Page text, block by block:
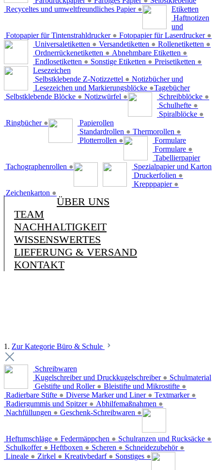
Recyceltes und umweltfreundliches Papier ●
Fotopapier für Tintenstrahldrucker ● Fotopapier für Laserdrucker ●
Etiketten
Universaletiketten ● Versandetiketten ● Rollenetiketten ●
Ordnerrückenetiketten ● Abnehmbare Etiketten ●
Endlosetiketten ● Sonstige Etiketten ● Preisetiketten ●
Haftnotizen
und
Lesezeichen
Selbstklebende Z-Notizzettel ●
Lesezeichen und Markierungsblöcke ●
Selbstklebende Blöcke ● Notizwürfel ●
Notizbücher und
Tagebücher
Schreibblöcke ●
Schulhefte ●
Spiralblöcke ●
Ringbücher ●
Papierollen
Standardrollen ● Thermorollen ●
Plotterrollen ●
Formulare
Formulare ●
Tachographenrollen ●
Tabellierpapier
Spezialpapier und Karton
Druckerfolien ●
Krepppapier ●
Zeichenkarton ●
ÜBER UNS
TEAM
NACHHALTIGKEIT
WISSENSWERTES
LIEFERUNG & VERSAND
KONTAKT
1. Zur Kategorie Büro & Schule
Schreibwaren
Kugelschreiber und Druckkugelschreiber ●
Gelstifte und Roller ● Bleistifte und Mikrostifte ●
Radierbare Stifte ● Diverse Marker und Liner ● Textmarker ●
Radiergummis und Spitzer ● Abhilfemaßnahmen ●
Nachfüllungen ● Geschenk-Schreibwaren ●
Schulmaterial
Heftumschläge ● Federmäppchen ● Schulranzen und Rucksäcke ●
Schulkoffer ● Heftboxen ● Scheren ● Schneidezubehör ●
Lineale ● Zirkel ● Kreativbedarf ● Sonstiges ●